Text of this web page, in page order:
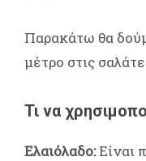
Παρακάτω θα
μέτρο στις
Τι να
Ελαιόλαδο:Είναι